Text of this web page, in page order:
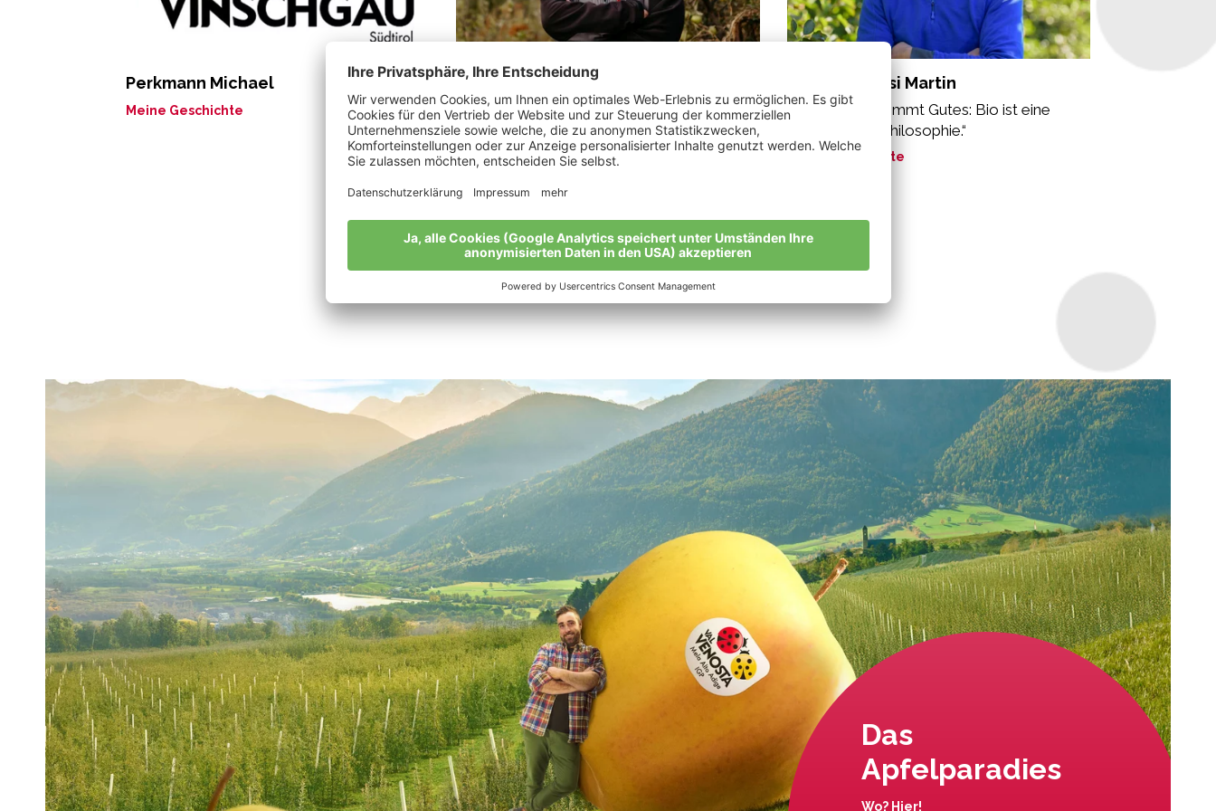
Perkmann Michael
Meine Geschichte
Tappeiner Elisabeth
„Wieder zurück zu den Wurzeln mit Äpfeln
und Gemüse.“
Meine Geschichte
LesinaDebiasi Martin
„Von Gutem kommt Gutes: Bio ist eine
ganzheitliche Philosophie.“
Meine Geschichte
Alle Bio-Bauern im Überblick
Das
Apfelparadies
Wo? Hier!